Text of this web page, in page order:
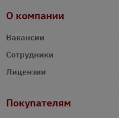
О компании
Вакансии
Сотрудники
Лицензии
Покупателям